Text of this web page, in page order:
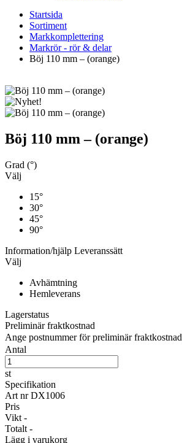
Startsida
Sortiment
Markkomplettering
Markrör - rör & delar
Böj 110 mm – (orange)
Böj 110 mm – (orange)
Grad (°)
Välj
15°
30°
45°
90°
Information/hjälp Leveranssätt
Välj
Avhämtning
Hemleverans
Lagerstatus
Preliminär fraktkostnad
Ange postnummer för preliminär fraktkostnad
Antal
st
Specifikation
Art nr DX1006
Pris
Vikt -
Totalt -
Lägg i varukorg